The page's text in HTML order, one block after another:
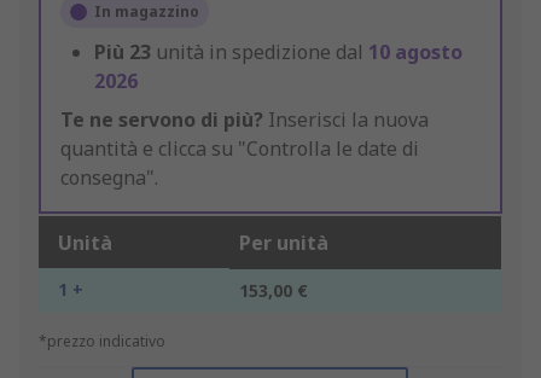
In magazzino
Più 23 unità in spedizione dal 10 agosto
2026
Te ne servono di più? Inserisci la nuova
quantità e clicca su "Controlla le date di
consegna".
Unità Per unità
1 + 153,00 €
*prezzo indicativo